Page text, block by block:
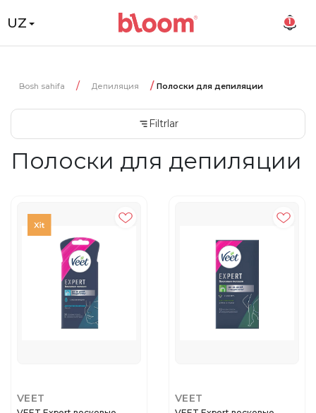
UZ 1
Bosh sahifa Депиляция Полоски для депиляции
Filtrlar
Полоски для депиляции
VEET VEET